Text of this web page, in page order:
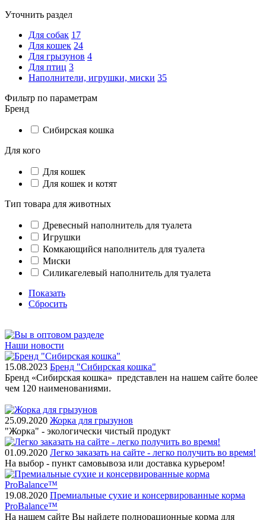
Уточнить раздел
Для собак 17
Для кошек 24
Для грызунов 4
Для птиц 3
Наполнители, игрушки, миски 35
Фильтр по параметрам
Бренд
Сибирская кошка
Для кого
Для кошек
Для кошек и котят
Тип товара для животных
Древесный наполнитель для туалета
Игрушки
Комкающийся наполнитель для туалета
Миски
Силикагелевый наполнитель для туалета
Показать
Сбросить
Наши новости
15.08.2023 Бренд "Сибирская кошка"
Бренд «Сибирская кошка» представлен на нашем сайте более
чем 120 наименованиями.
25.09.2020 Жорка для грызунов
"Жорка" - экологически чистый продукт
01.09.2020 Легко заказать на сайте - легко получить во время!
На выбор - пункт самовывоза или доставка курьером!
19.08.2020 Премиальные сухие и консервированные корма
ProBalance™
На нашем сайте Вы найдете полнорационные корма для